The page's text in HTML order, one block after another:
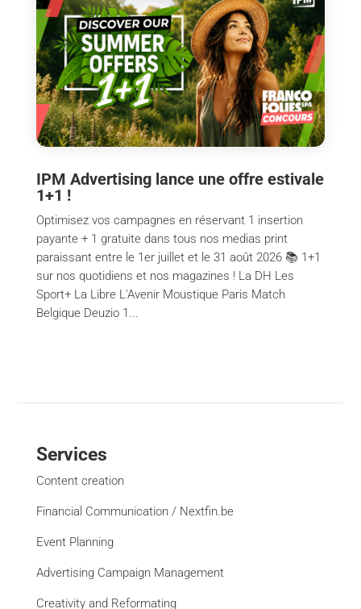
IPM Advertising lance une offre estivale
1+1 !
Optimisez vos campagnes en réservant 1 insertion
payante + 1 gratuite dans tous nos medias print
paraissant entre le 1er juillet et le 31 août 2026 📚 1+1
sur nos quotidiens et nos magazines ! La DH Les
Sport+ La Libre L'Avenir Moustique Paris Match
Belgique Deuzio 1...
Services
Content creation
Financial Communication / Nextfin.be
Event Planning
Advertising Campaign Management
Creativity and Reformating